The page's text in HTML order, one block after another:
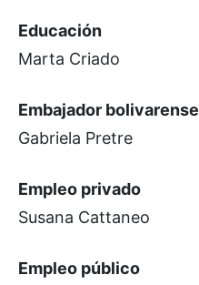
Educación
Marta Criado
Embajador bolivarense
Gabriela Pretre
Empleo privado
Susana Cattaneo
Empleo público